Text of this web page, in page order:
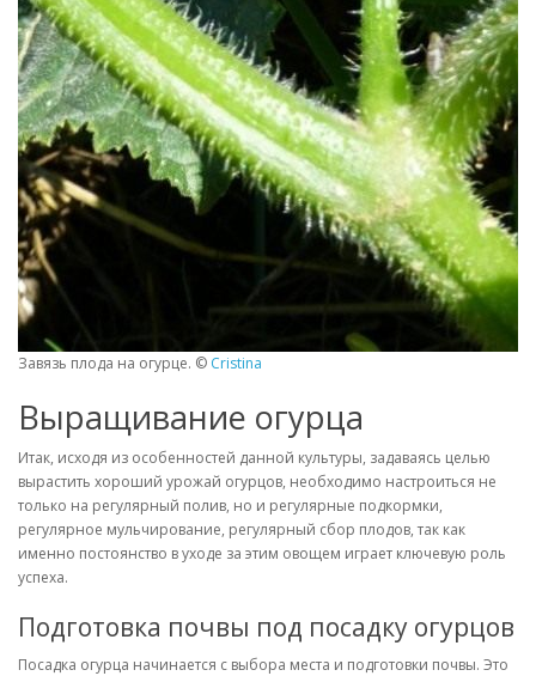
Завязь плода на огурце. © Cristina
Выращивание огурца
Итак, исходя из особенностей данной культуры, задаваясь целью
вырастить хороший урожай огурцов, необходимо настроиться не
только на регулярный полив, но и регулярные подкормки,
регулярное мульчирование, регулярный сбор плодов, так как
именно постоянство в уходе за этим овощем играет ключевую роль
успеха.
Подготовка почвы под посадку огурцов
Посадка огурца начинается с выбора места и подготовки почвы. Это